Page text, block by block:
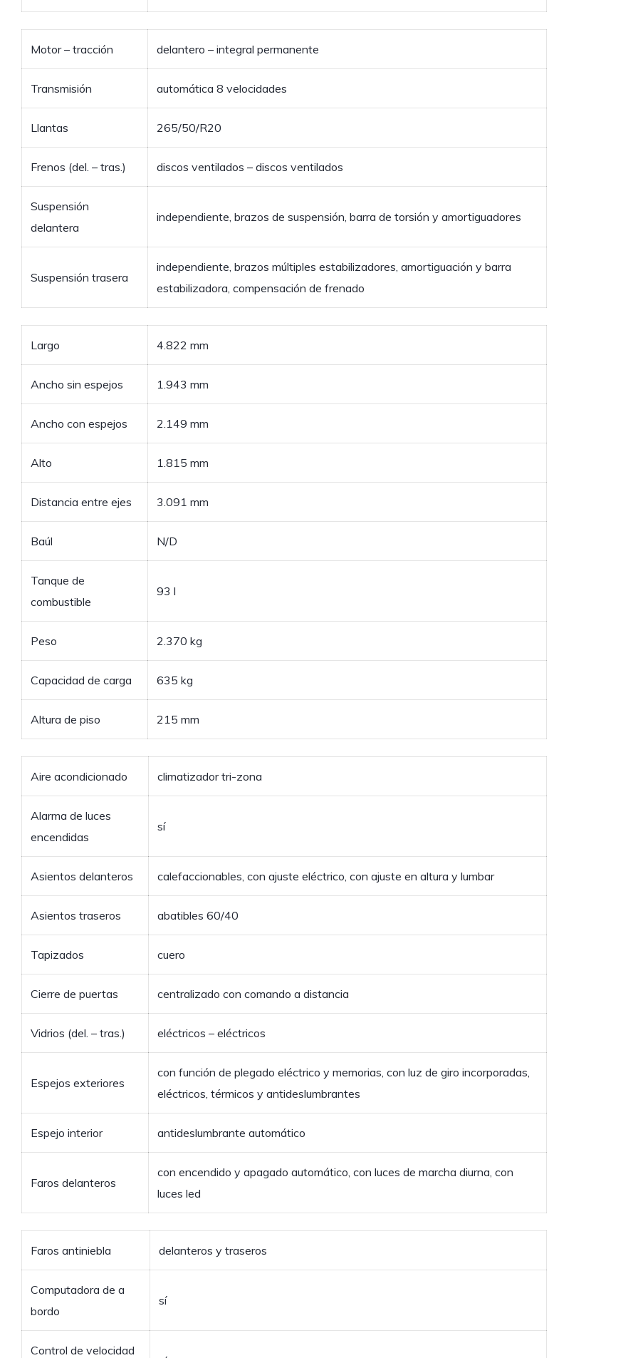
Motor – tracción delantero – integral permanente
Transmisión automática 8 velocidades
Llantas 265/50/R20
Frenos (del. – tras.) discos ventilados – discos ventilados
Suspensión
delantera
independiente, brazos de suspensión, barra de torsión y amortiguadores
Suspensión trasera
independiente, brazos múltiples estabilizadores, amortiguación y barra
estabilizadora, compensación de frenado
Largo 4.822 mm
Ancho sin espejos 1.943 mm
Ancho con espejos 2.149 mm
Alto 1.815 mm
Distancia entre ejes 3.091 mm
Baúl N/D
Tanque de
combustible
93 l
Peso 2.370 kg
Capacidad de carga 635 kg
Altura de piso 215 mm
Aire acondicionado climatizador tri-zona
Alarma de luces
encendidas
sí
Asientos delanteros calefaccionables, con ajuste eléctrico, con ajuste en altura y lumbar
Asientos traseros abatibles 60/40
Tapizados cuero
Cierre de puertas centralizado con comando a distancia
Vidrios (del. – tras.) eléctricos – eléctricos
Espejos exteriores
con función de plegado eléctrico y memorias, con luz de giro incorporadas,
eléctricos, térmicos y antideslumbrantes
Espejo interior antideslumbrante automático
Faros delanteros
con encendido y apagado automático, con luces de marcha diurna, con
luces led
Faros antiniebla delanteros y traseros
Computadora de a
bordo
sí
Control de velocidad